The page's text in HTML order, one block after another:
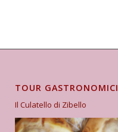
TOUR GASTRONOMICI
Il Culatello di Zibello